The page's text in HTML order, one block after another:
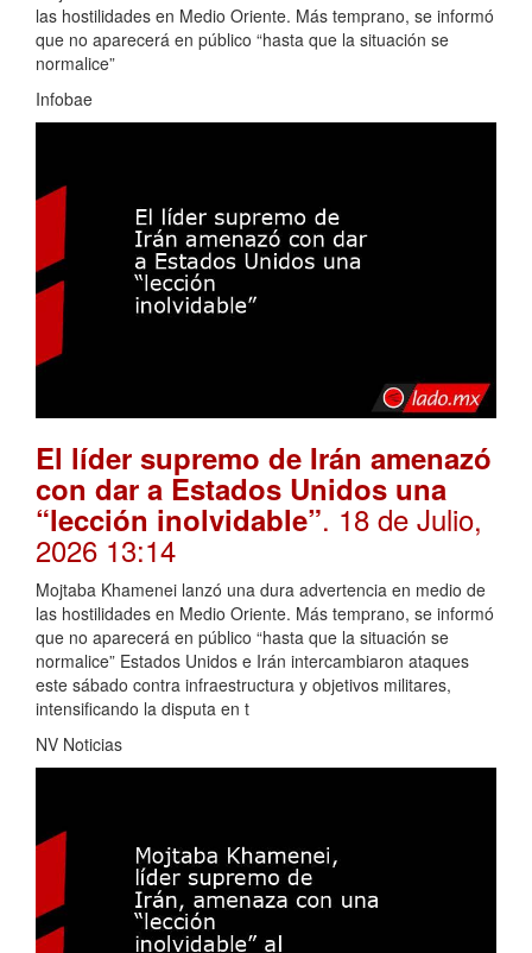
las hostilidades en Medio Oriente. Más temprano, se informó
que no aparecerá en público “hasta que la situación se
normalice”
Infobae
El líder supremo de Irán amenazó
con dar a Estados Unidos una
“lección inolvidable”. 18 de Julio,
2026 13:14
Mojtaba Khamenei lanzó una dura advertencia en medio de
las hostilidades en Medio Oriente. Más temprano, se informó
que no aparecerá en público “hasta que la situación se
normalice” Estados Unidos e Irán intercambiaron ataques
este sábado contra infraestructura y objetivos militares,
intensificando la disputa en t
NV Noticias